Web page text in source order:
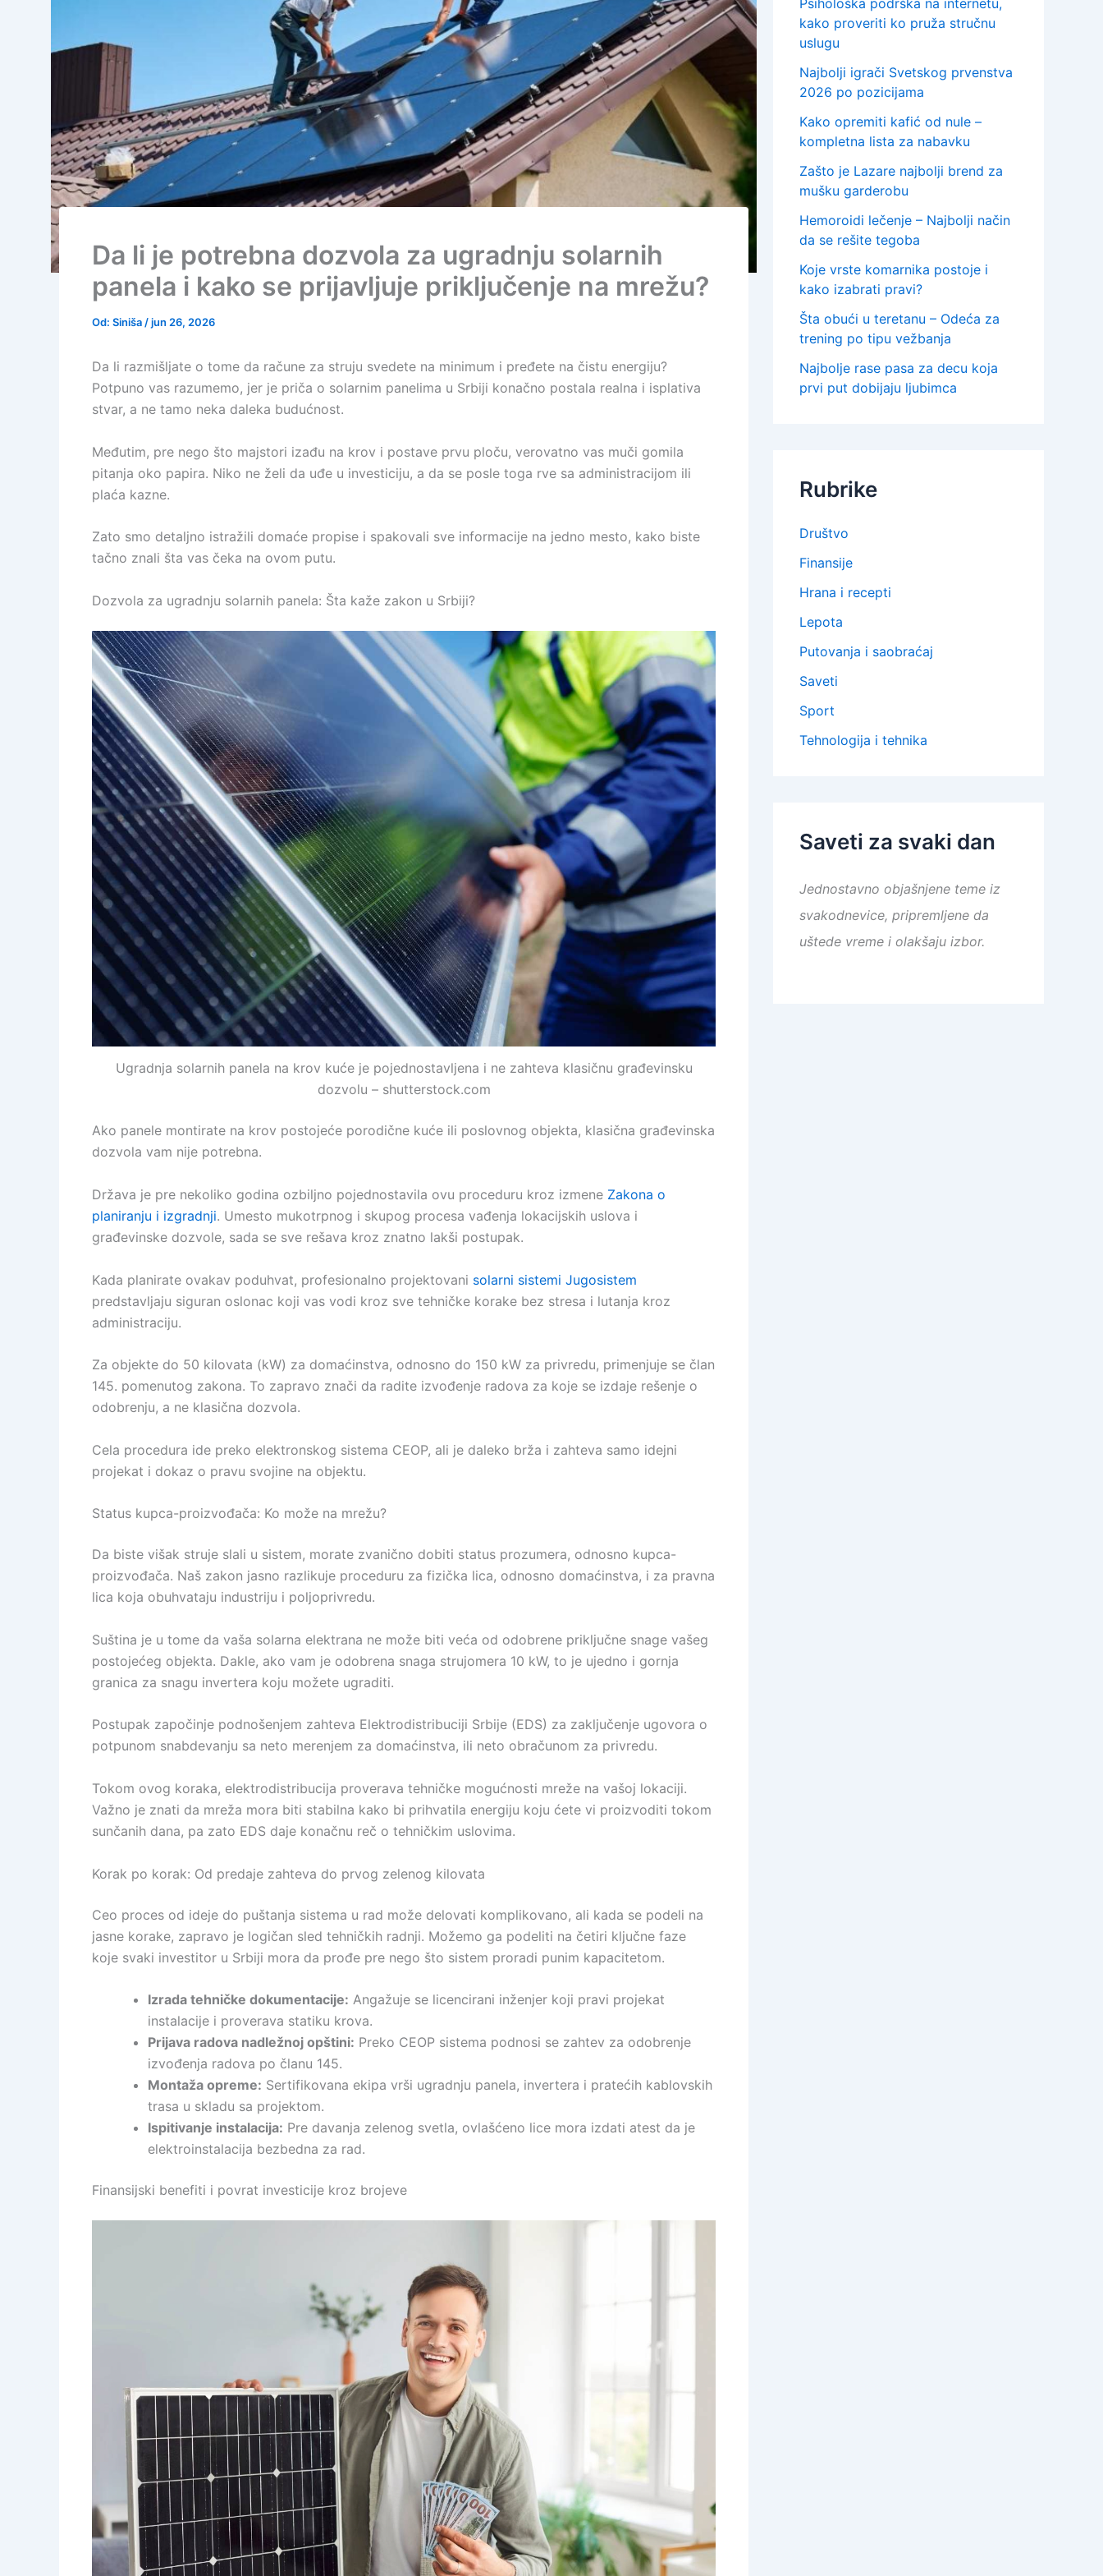
Da li je potrebna dozvola za ugradnju solarnih
panela i kako se prijavljuje priključenje na mrežu?
Od: Siniša /jun 26, 2026
Da li razmišljate o tome da račune za struju svedete na minimum i pređete na čistu energiju?
Potpuno vas razumemo, jer je priča o solarnim panelima u Srbiji konačno postala realna i isplativa
stvar, a ne tamo neka daleka budućnost.
Međutim, pre nego što majstori izađu na krov i postave prvu ploču, verovatno vas muči gomila
pitanja oko papira. Niko ne želi da uđe u investiciju, a da se posle toga rve sa administracijom ili
plaća kazne.
Zato smo detaljno istražili domaće propise i spakovali sve informacije na jedno mesto, kako biste
tačno znali šta vas čeka na ovom putu.
Dozvola za ugradnju solarnih panela: Šta kaže zakon u Srbiji?
Ugradnja solarnih panela na krov kuće je pojednostavljena i ne zahteva klasičnu građevinsku
dozvolu – shutterstock.com
Ako panele montirate na krov postojeće porodične kuće ili poslovnog objekta, klasična građevinska
dozvola vam nije potrebna.
Država je pre nekoliko godina ozbiljno pojednostavila ovu proceduru kroz izmene Zakona o
planiranju i izgradnji. Umesto mukotrpnog i skupog procesa vađenja lokacijskih uslova i
građevinske dozvole, sada se sve rešava kroz znatno lakši postupak.
Kada planirate ovakav poduhvat, profesionalno projektovani solarni sistemi Jugosistem
predstavljaju siguran oslonac koji vas vodi kroz sve tehničke korake bez stresa i lutanja kroz
administraciju.
Za objekte do 50 kilovata (kW) za domaćinstva, odnosno do 150 kW za privredu, primenjuje se član
145. pomenutog zakona. To zapravo znači da radite izvođenje radova za koje se izdaje rešenje o
odobrenju, a ne klasična dozvola.
Cela procedura ide preko elektronskog sistema CEOP, ali je daleko brža i zahteva samo idejni
projekat i dokaz o pravu svojine na objektu.
Status kupca-proizvođača: Ko može na mrežu?
Da biste višak struje slali u sistem, morate zvanično dobiti status prozumera, odnosno kupca-
proizvođača. Naš zakon jasno razlikuje proceduru za fizička lica, odnosno domaćinstva, i za pravna
lica koja obuhvataju industriju i poljoprivredu.
Suština je u tome da vaša solarna elektrana ne može biti veća od odobrene priključne snage vašeg
postojećeg objekta. Dakle, ako vam je odobrena snaga strujomera 10 kW, to je ujedno i gornja
granica za snagu invertera koju možete ugraditi.
Postupak započinje podnošenjem zahteva Elektrodistribuciji Srbije (EDS) za zaključenje ugovora o
potpunom snabdevanju sa neto merenjem za domaćinstva, ili neto obračunom za privredu.
Tokom ovog koraka, elektrodistribucija proverava tehničke mogućnosti mreže na vašoj lokaciji.
Važno je znati da mreža mora biti stabilna kako bi prihvatila energiju koju ćete vi proizvoditi tokom
sunčanih dana, pa zato EDS daje konačnu reč o tehničkim uslovima.
Korak po korak: Od predaje zahteva do prvog zelenog kilovata
Ceo proces od ideje do puštanja sistema u rad može delovati komplikovano, ali kada se podeli na
jasne korake, zapravo je logičan sled tehničkih radnji. Možemo ga podeliti na četiri ključne faze
koje svaki investitor u Srbiji mora da prođe pre nego što sistem proradi punim kapacitetom.
Izrada tehničke dokumentacije: Angažuje se licencirani inženjer koji pravi projekat
instalacije i proverava statiku krova.
Prijava radova nadležnoj opštini: Preko CEOP sistema podnosi se zahtev za odobrenje
izvođenja radova po članu 145.
Montaža opreme: Sertifikovana ekipa vrši ugradnju panela, invertera i pratećih kablovskih
trasa u skladu sa projektom.
Ispitivanje instalacija: Pre davanja zelenog svetla, ovlašćeno lice mora izdati atest da je
elektroinstalacija bezbedna za rad.
Finansijski benefiti i povrat investicije kroz brojeve
Psihološka podrška na internetu,
kako proveriti ko pruža stručnu
uslugu
Najbolji igrači Svetskog prvenstva
2026 po pozicijama
Kako opremiti kafić od nule –
kompletna lista za nabavku
Zašto je Lazare najbolji brend za
mušku garderobu
Hemoroidi lečenje – Najbolji način
da se rešite tegoba
Koje vrste komarnika postoje i
kako izabrati pravi?
Šta obući u teretanu – Odeća za
trening po tipu vežbanja
Najbolje rase pasa za decu koja
prvi put dobijaju ljubimca
Rubrike
Društvo
Finansije
Hrana i recepti
Lepota
Putovanja i saobraćaj
Saveti
Sport
Tehnologija i tehnika
Saveti za svaki dan
Jednostavno objašnjene teme iz
svakodnevice, pripremljene da
uštede vreme i olakšaju izbor.